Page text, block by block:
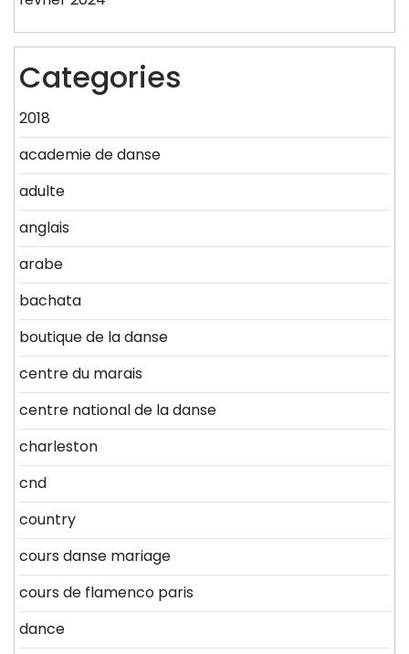
Categories
2018
academie de danse
adulte
anglais
arabe
bachata
boutique de la danse
centre du marais
centre national de la danse
charleston
cnd
country
cours danse mariage
cours de flamenco paris
dance